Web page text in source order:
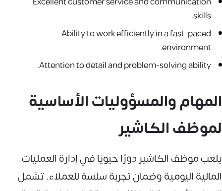
skills.
Ability to work efficiently in a fast-paced
environment.
Attention to detail and problem-solving ability.
المهام والمسؤوليات الأساسية
لموظف الكاشير
يلعب موظف الكاشير دورًا حيويًا في إدارة العمليات
المالية اليومية وضمان تجربة سلسة للعملاء. تشمل